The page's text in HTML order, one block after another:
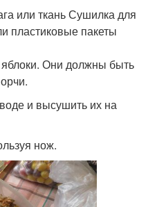
или ткань Сушилка для
пластиковые пакеты
Они должны быть
и высушить их на
нож.